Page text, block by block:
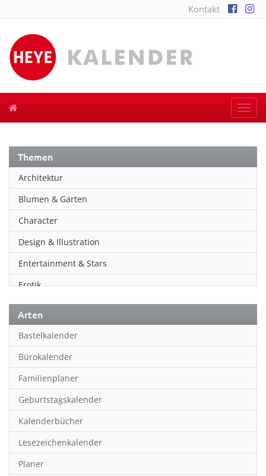
Kontakt
Themen
Architektur
Blumen & Garten
Character
Design & Illustration
Entertainment & Stars
Erotik
Essen & Trinken
Familienplaner
Fantasy
Film
Fotokunst
Frauen
Fußball
Geburtstagskalender
Arten
Bastelkalender
Bürokalender
Familienplaner
Geburtstagskalender
Kalenderbücher
Lesezeichenkalender
Planer